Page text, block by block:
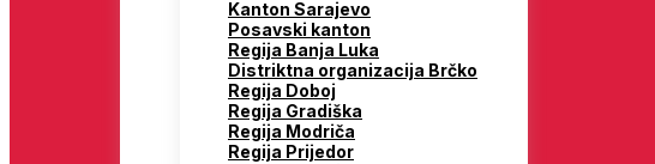
Kanton Sarajevo
Posavski kanton
Regija Banja Luka
Distriktna organizacija Brčko
Regija Doboj
Regija Gradiška
Regija Modriča
Regija Prijedor